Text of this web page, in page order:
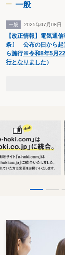
一般
一般 2025年07月08日
【改正情報】電気通
条〕 公布の日から起
ら施行※令和8年5月
行となりました ）